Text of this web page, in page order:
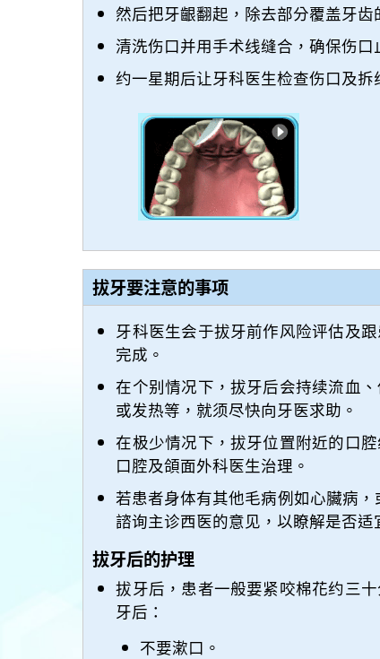
然后把牙齦翻起，除去部分覆盖牙
清洗伤口并用手术线缝合，确保伤口
约一星期后让牙科医生检查伤口及拆
拔牙要注意的事项
牙科医生会于拔牙前作风险评估及
完成。
在个别情况下，拔牙后会持续流血
或发热等，就须尽快向牙医求助。
在极少情况下，拔牙位置附近的口
口腔及頜面外科医生治理。
若患者身体有其他毛病例如心臟病
諮询主诊西医的意见，以瞭解是否
拔牙后的护理
拔牙后，患者一般要紧咬棉花约三
牙后：
不要漱口。